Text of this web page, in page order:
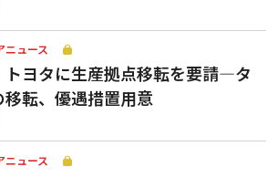
ニュース
トヨタに生産拠点移転を要請—タ
移転、優遇措置用意
ニュース